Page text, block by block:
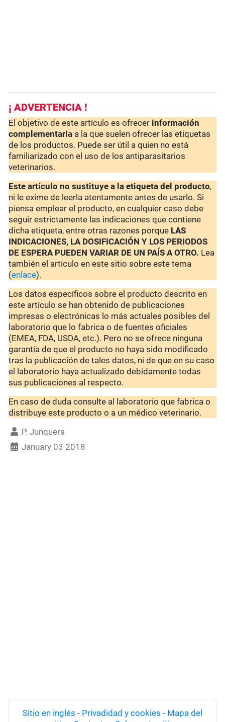
¡ ADVERTENCIA !
El objetivo de este artículo es ofrecer información
complementaria a la que suelen ofrecer las etiquetas
de los productos. Puede ser útil a quien no está
familiarizado con el uso de los antiparasitarios
veterinarios.
Este artículo no sustituye a la etiqueta del producto,
ni le exime de leerla atentamente antes de usarlo. Si
piensa emplear el producto, en cualquier caso debe
seguir estrictamente las indicaciones que contiene
dicha etiqueta, entre otras razones porque LAS
INDICACIONES, LA DOSIFICACIÓN Y LOS PERIODOS
DE ESPERA PUEDEN VARIAR DE UN PAÍS A OTRO. Lea
también el artículo en este sitio sobre este tema
(enlace).
Los datos específicos sobre el producto descrito en
este artículo se han obtenido de publicaciones
impresas o electrónicas lo más actuales posibles del
laboratorio que lo fabrica o de fuentes oficiales
(EMEA, FDA, USDA, etc.). Pero no se ofrece ninguna
garantía de que el producto no haya sido modificado
tras la publicación de tales datos, ni de que en su caso
el laboratorio haya actualizado debidamente todas
sus publicaciones al respecto.
En caso de duda consulte al laboratorio que fabrica o
distribuye este producto o a un médico veterinario.
P. Junquera
January 03 2018
Sitio en inglés - Privadidad y cookies - Mapa del